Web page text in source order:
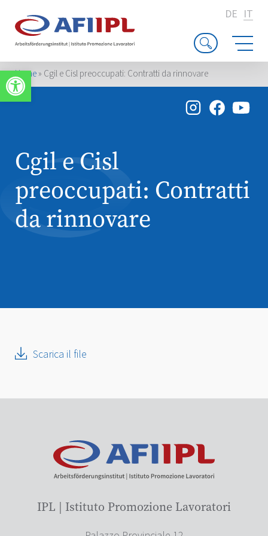
Apri la barra degli strumenti
DE IT
Home» Cgil e Cisl preoccupati: Contratti da rinnovare
Cgil e Cisl
preoccupati: Contratti
da rinnovare
Scarica il file
IPL | Istituto Promozione Lavoratori